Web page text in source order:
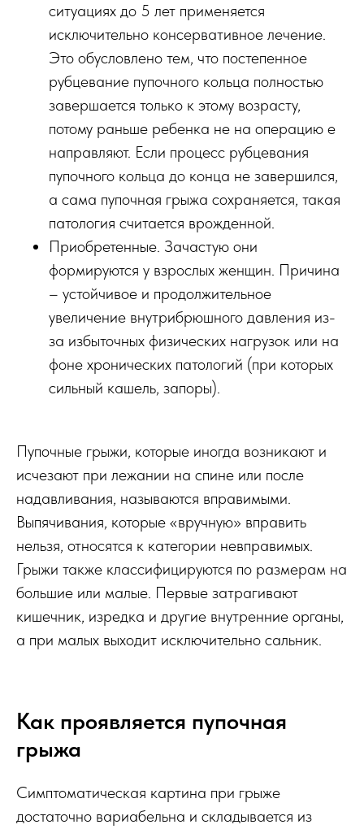
ситуациях до 5 лет применяется
исключительно консервативное лечение.
Это обусловлено тем, что постепенное
рубцевание пупочного кольца полностью
завершается только к этому возрасту,
потому раньше ребенка не на операцию е
направляют. Если процесс рубцевания
пупочного кольца до конца не завершился,
а сама пупочная грыжа сохраняется, такая
патология считается врожденной.
Приобретенные. Зачастую они
формируются у взрослых женщин. Причина
– устойчивое и продолжительное
увеличение внутрибрюшного давления из-
за избыточных физических нагрузок или на
фоне хронических патологий (при которых
сильный кашель, запоры).
Пупочные грыжи, которые иногда возникают и
исчезают при лежании на спине или после
надавливания, называются вправимыми.
Выпячивания, которые «вручную» вправить
нельзя, относятся к категории невправимых.
Грыжи также классифицируются по размерам на
большие или малые. Первые затрагивают
кишечник, изредка и другие внутренние органы,
а при малых выходит исключительно сальник.
Как проявляется пупочная
грыжа
Симптоматическая картина при грыже
достаточно вариабельна и складывается из